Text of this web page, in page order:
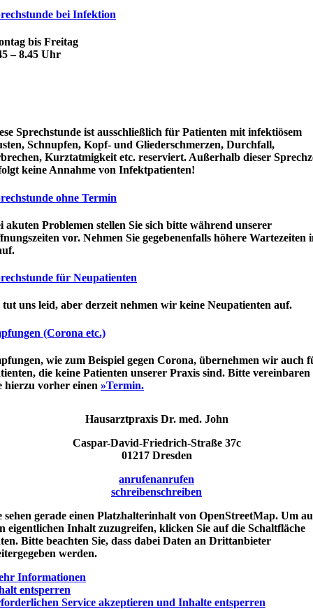
bei Infektion
bis Freitag
– 8.45 Uhr
Sprechstunde ist ausschließlich für Patienten mit infektiösem
Schnupfen, Kopf- und Gliederschmerzen, Durchfall,
Kurztatmigkeit etc. reserviert. Außerhalb dieser
keine Annahme von Infektpatienten!
ohne Termin
akuten Problemen stellen Sie sich bitte während unserer
vor. Nehmen Sie gegebenenfalls höhere Wartezeiten
für Neupatienten
tut uns leid, aber derzeit nehmen wir keine Neupatienten auf.
(Corona etc.)
wie zum Beispiel gegen Corona, übernehmen wir auch
die keine Patienten unserer Praxis sind. Bitte vereinbaren
hierzu vorher einen »Termin.
Hausarztpraxis Dr. med. John
Caspar-David-Friedrich-Straße 37c
01217 Dresden
anrufenanrufen
schreibenschreiben
sehen gerade einen Platzhalterinhalt von OpenStreetMap. Um
eigentlichen Inhalt zuzugreifen, klicken Sie auf die Schaltfläche
Bitte beachten Sie, dass dabei Daten an Drittanbieter
werden.
Informationen
entsperren
Service akzeptieren und Inhalte entsperren